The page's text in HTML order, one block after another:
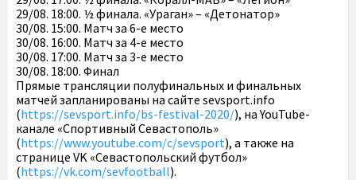
29/08. 18:00. ½ финала. «Ураган» – «Детонатор»
30/08. 15:00. Матч за 6-е место
30/08. 16:00. Матч за 4-е место
30/08. 17:00. Матч за 3-е место
30/08. 18:00. Финал
Прямые трансляции полуфинальных и финальных
матчей запланированы на сайте sevsport.info
(https://sevsport.info/bs-festival-2020/), на YouTube-
канале «Спортивный Севастополь»
(https://www.youtube.com/c/sevsport), а также на
странице VK «Севастопольский футбол»
(https://vk.com/sevfootball).